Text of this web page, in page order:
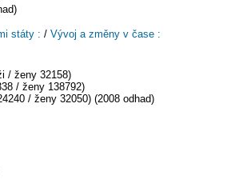
státy : / Vývoj a změny v čase :
/ ženy 32158)
/ ženy 138792)
/ ženy 32050) (2008 odhad)